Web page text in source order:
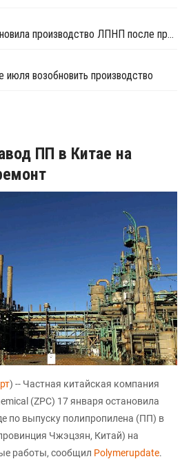
Wanhua Chemical возобновила производство ЛПНП после профилактики
июля возобновить производство
ПП в Китае на
) -- Частная китайская компания
(ZPC) 17 января остановила
по выпуску полипропилена (ПП) в
Чжэцзян, Китай) на
работы, сообщил Polymerupdate.